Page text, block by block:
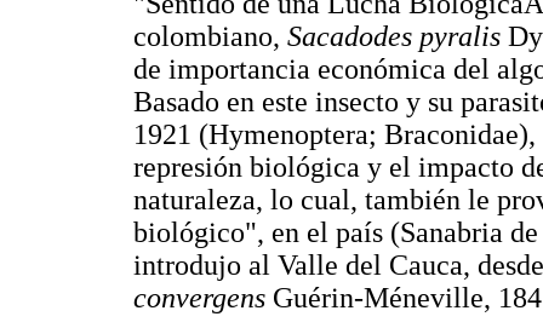
colombiano, Sacadodes pyralis
de importancia económica del
Basado en este insecto y su
1921 (Hymenoptera;
represión biológica y el impacto
naturaleza, lo cual, también le
biológico", en el país (Sanabria
introdujo al Valle del Cauca,
convergens Guérin-Méneville,